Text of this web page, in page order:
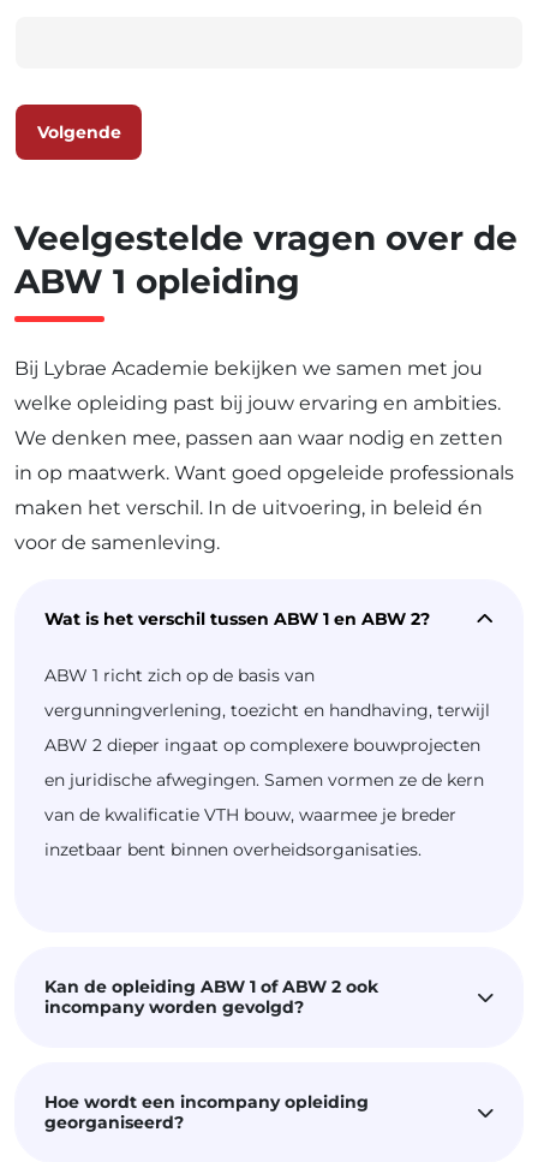
Volgende
Veelgestelde vragen over de
ABW 1 opleiding
Bij Lybrae Academie bekijken we samen met jou
welke opleiding past bij jouw ervaring en ambities.
We denken mee, passen aan waar nodig en zetten
in op maatwerk. Want goed opgeleide professionals
maken het verschil. In de uitvoering, in beleid én
voor de samenleving.
Wat is het verschil tussen ABW 1 en ABW 2?
ABW 1 richt zich op de basis van
vergunningverlening, toezicht en handhaving, terwijl
ABW 2 dieper ingaat op complexere bouwprojecten
en juridische afwegingen. Samen vormen ze de kern
van de kwalificatie VTH bouw, waarmee je breder
inzetbaar bent binnen overheidsorganisaties.
Kan de opleiding ABW 1 of ABW 2 ook
incompany worden gevolgd?
Hoe wordt een incompany opleiding
georganiseerd?